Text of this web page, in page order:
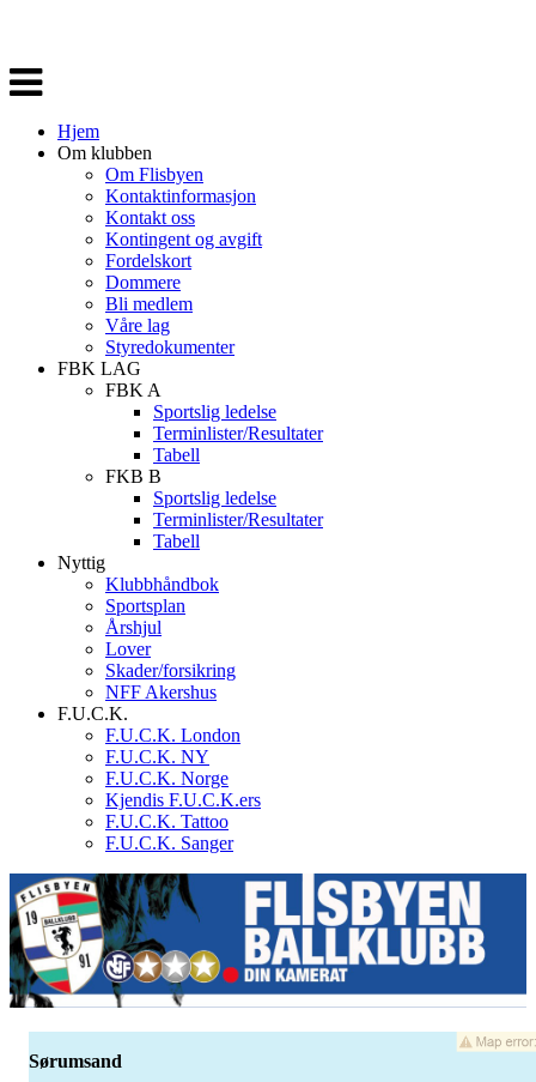
Veksle
navigasjon
Hjem
Om klubben
Om Flisbyen
Kontaktinformasjon
Kontakt oss
Kontingent og avgift
Fordelskort
Dommere
Bli medlem
Våre lag
Styredokumenter
FBK LAG
FBK A
Sportslig ledelse
Terminlister/Resultater
Tabell
FKB B
Sportslig ledelse
Terminlister/Resultater
Tabell
Nyttig
Klubbhåndbok
Sportsplan
Årshjul
Lover
Skader/forsikring
NFF Akershus
F.U.C.K.
F.U.C.K. London
F.U.C.K. NY
F.U.C.K. Norge
Kjendis F.U.C.K.ers
F.U.C.K. Tattoo
F.U.C.K. Sanger
Sørumsand